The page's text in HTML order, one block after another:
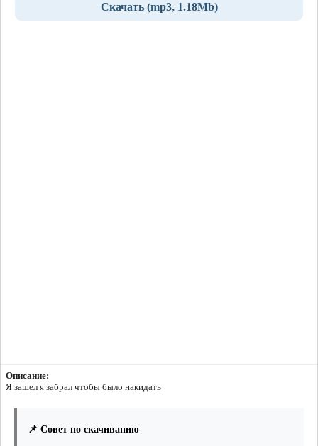
Скачать (mp3, 1.18Mb)
Описание:
Я зашел я забрал чтобы было накидать
📌 Совет по скачиванию